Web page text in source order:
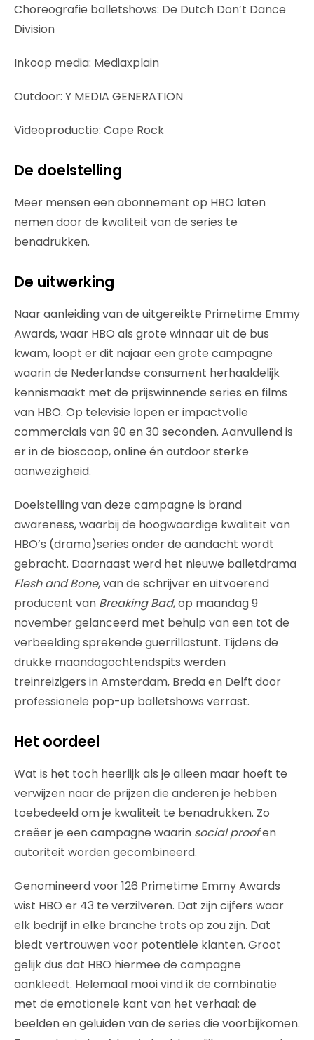
Choreografie balletshows: De Dutch Don’t Dance
Division
Inkoop media: Mediaxplain
Outdoor: Y MEDIA GENERATION
Videoproductie: Cape Rock
De doelstelling
Meer mensen een abonnement op HBO laten
nemen door de kwaliteit van de series te
benadrukken.
De uitwerking
Naar aanleiding van de uitgereikte Primetime Emmy
Awards, waar HBO als grote winnaar uit de bus
kwam, loopt er dit najaar een grote campagne
waarin de Nederlandse consument herhaaldelijk
kennismaakt met de prijswinnende series en films
van HBO. Op televisie lopen er impactvolle
commercials van 90 en 30 seconden. Aanvullend is
er in de bioscoop, online én outdoor sterke
aanwezigheid.
Doelstelling van deze campagne is brand
awareness, waarbij de hoogwaardige kwaliteit van
HBO’s (drama)series onder de aandacht wordt
gebracht. Daarnaast werd het nieuwe balletdrama
Flesh and Bone, van de schrijver en uitvoerend
producent van Breaking Bad, op maandag 9
november gelanceerd met behulp van een tot de
verbeelding sprekende guerrillastunt. Tijdens de
drukke maandagochtendspits werden
treinreizigers in Amsterdam, Breda en Delft door
professionele pop-up balletshows verrast.
Het oordeel
Wat is het toch heerlijk als je alleen maar hoeft te
verwijzen naar de prijzen die anderen je hebben
toebedeeld om je kwaliteit te benadrukken. Zo
creëer je een campagne waarin social proofen
autoriteit worden gecombineerd.
Genomineerd voor 126 Primetime Emmy Awards
wist HBO er 43 te verzilveren. Dat zijn cijfers waar
elk bedrijf in elke branche trots op zou zijn. Dat
biedt vertrouwen voor potentiële klanten. Groot
gelijk dus dat HBO hiermee de campagne
aankleedt. Helemaal mooi vind ik de combinatie
met de emotionele kant van het verhaal: de
beelden en geluiden van de series die voorbijkomen.